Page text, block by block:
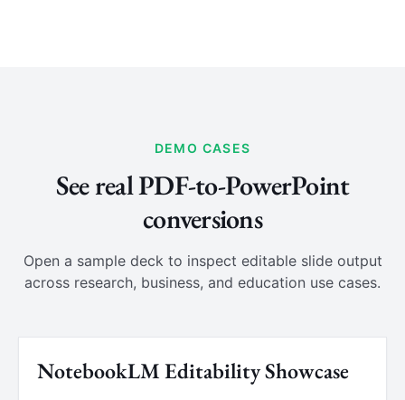
DEMO CASES
See real PDF-to-PowerPoint
conversions
Open a sample deck to inspect editable slide output
across research, business, and education use cases.
NotebookLM Editability Showcase